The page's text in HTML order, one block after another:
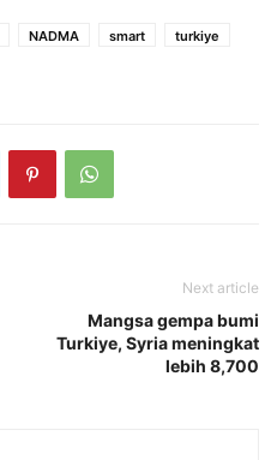
NADMA smart
turkiye
Next article
Mangsa gempa bumi
Turkiye, Syria meningkat
lebih 8,700